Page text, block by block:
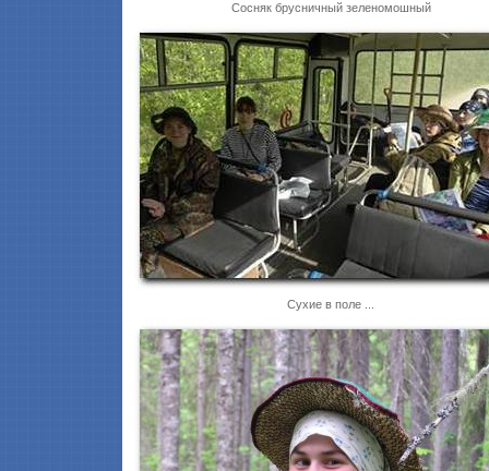
Сосняк брусничный зеленомошный
Сухие в поле ...